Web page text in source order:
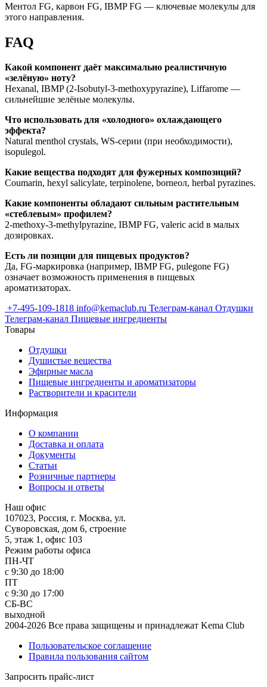
Ментол FG, карвон FG, IBMP FG — ключевые молекулы для
этого направления.
FAQ
Какой компонент даёт максимально реалистичную
«зелёную» ноту?
Hexanal, IBMP (2-Isobutyl-3-methoxypyrazine), Liffarome —
сильнейшие зелёные молекулы.
Что использовать для «холодного» охлаждающего
эффекта?
Natural menthol crystals, WS-серии (при необходимости),
isopulegol.
Какие вещества подходят для фужерных композиций?
Coumarin, hexyl salicylate, terpinolene, borneoл, herbal pyrazines.
Какие компоненты обладают сильным растительным
«стеблевым» профилем?
2-methoxy-3-methylpyrazine, IBMP FG, valeric acid в малых
дозировках.
Есть ли позиции для пищевых продуктов?
Да, FG-маркировка (например, IBMP FG, pulegone FG)
означает возможность применения в пищевых
ароматизаторах.
+7-495-109-1818 info@kemaclub.ru Телеграм-канал Отдушки
Телеграм-канал Пищевые ингредиенты
Товары
Отдушки
Душистые вещества
Эфирные масла
Пищевые ингредиенты и ароматизаторы
Растворители и красители
Информация
О компании
Доставка и оплата
Документы
Статьи
Розничные партнеры
Вопросы и ответы
Наш офис
107023, Россия, г. Москва, ул.
Суворовская, дом 6, строение
5, этаж 1, офис 103
Режим работы офиса
ПН-ЧТ
с 9:30 до 18:00
ПТ
с 9:30 до 17:00
СБ-ВС
выходной
2004-2026 Все права защищены и принадлежат Kema Club
Пользовательское соглашение
Правила пользования сайтом
Запросить прайс-лист